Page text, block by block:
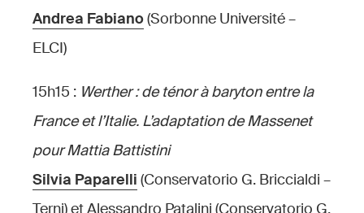
Andrea Fabiano(Sorbonne Université –
ELCI)
15h15 : Werther : de ténor à baryton entre la
France et l’Italie. L’adaptation de Massenet
pour Mattia Battistini
Silvia Paparelli (Conservatorio G. Briccialdi –
Terni) et Alessandro Patalini (Conservatorio G.